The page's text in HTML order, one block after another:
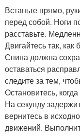
Встаньте прямо,
перед собой. Ноги
расставьте.
Двигайтесь так, как
Спина должна
оставаться
следите за тем,
Остановитесь,
На секунду
вернитесь в
движений.